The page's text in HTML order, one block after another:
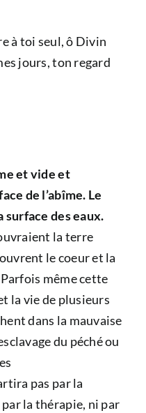
à toi seul, ô Divin
jours, ton regard
et vide et
de l’abîme. Le
surface des eaux.
la terre
le coeur et la
même cette
la vie de plusieurs
dans la mauvaise
du péché ou
pas par la
la thérapie, ni par